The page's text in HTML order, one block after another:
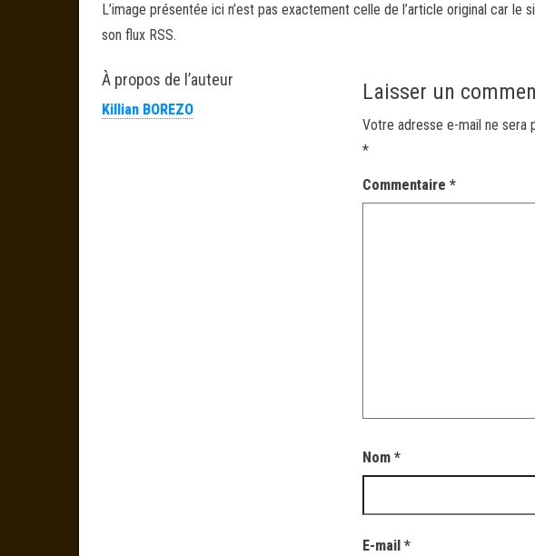
L’image présentée ici n’est pas exactement celle de l’article original car
son flux RSS.
À propos de l’auteur
Killian BOREZO
Laisser un
Votre adresse e-mail ne sera
*
Commentaire*
Nom*
E-mail*